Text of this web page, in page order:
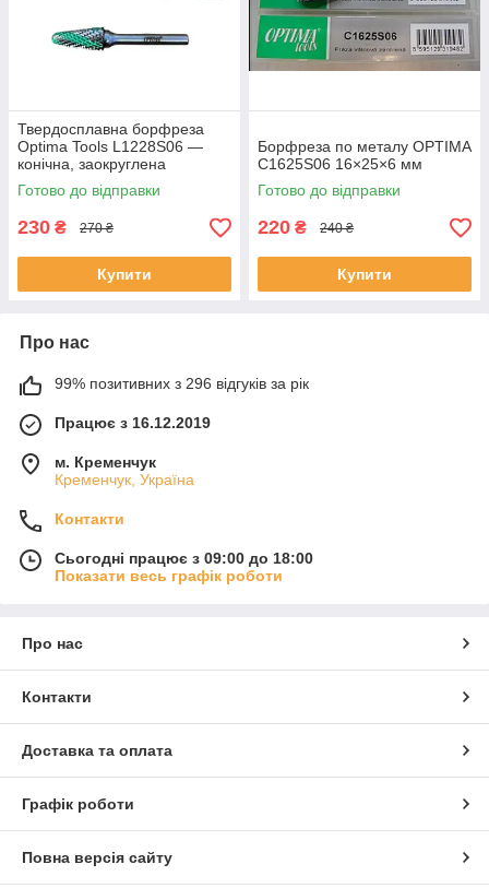
Твердосплавна борфреза
Optima Tools L1228S06 —
конічна, заокруглена
Готово до відправки
230 ₴ 270 ₴
Купити
Борфреза по металу OPTIMA
C1625S06 16×25×6 мм
Готово до відправки
220 ₴ 240 ₴
Купити
Про нас
99% позитивних з 296 відгуків за рік
Працює з 16.12.2019
м. Кременчук
Кременчук, Україна
Контакти
Сьогодні працює з 09:00 до 18:00
Показати весь графік роботи
Про нас
Контакти
Доставка та оплата
Графік роботи
Повна версія сайту